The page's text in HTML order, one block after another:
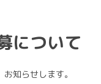
について
知らせします。